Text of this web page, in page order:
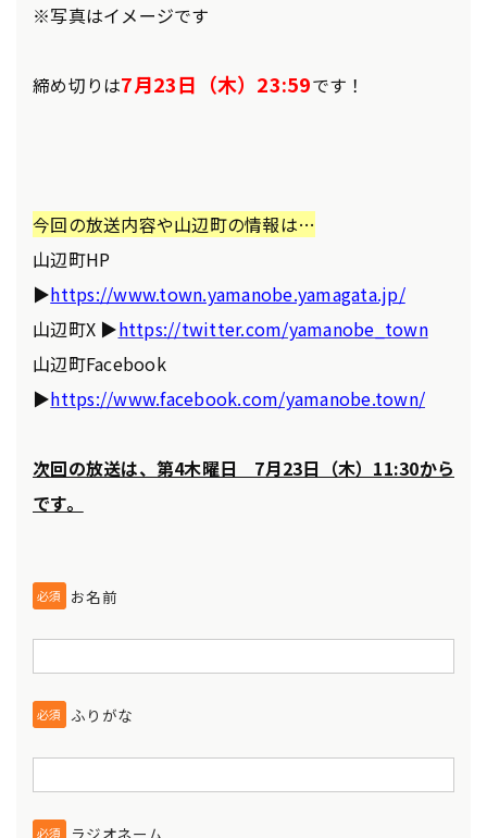
※写真はイメージです
締め切りは7月23日（木）23:59です！
今回の放送内容や山辺町の情報は…
山辺町HP
▶https://www.town.yamanobe.yamagata.jp/
山辺町X ▶https://twitter.com/yamanobe_town
山辺町Facebook
▶https://www.facebook.com/yamanobe.town/
次回の放送は、第4木曜日 7月23日（木）11:30から
です。
必須 お名前
必須 ふりがな
必須 ラジオネーム